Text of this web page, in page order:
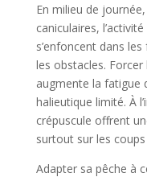
En milieu de
caniculaires,
s’enfoncent dans
les obstacles.
augmente la fatigue
halieutique limité. À
crépuscule offrent
surtout sur les
Adapter sa pêche à